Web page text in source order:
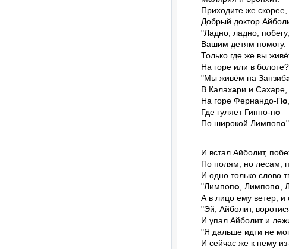
Приходите же скорее,
Добрый доктор
"Ладно, ладно, побегу,
Вашим детям помогу.
Только где же вы
На горе или в
"Мы живём на Занзиб
В Калахари и Сахаре,
На горе Фернандо-По
Где гуляет Гиппо-по
По широкой Лимпопо".
И встал Айболит,
По полям, но лесам,
И одно только слово
"Лимпопо , Лимпопо ,
А в лицо ему ветер, и
"Эй, Айболит,
И упал Айболит и
"Я дальше идти не
И сейчас же к нему